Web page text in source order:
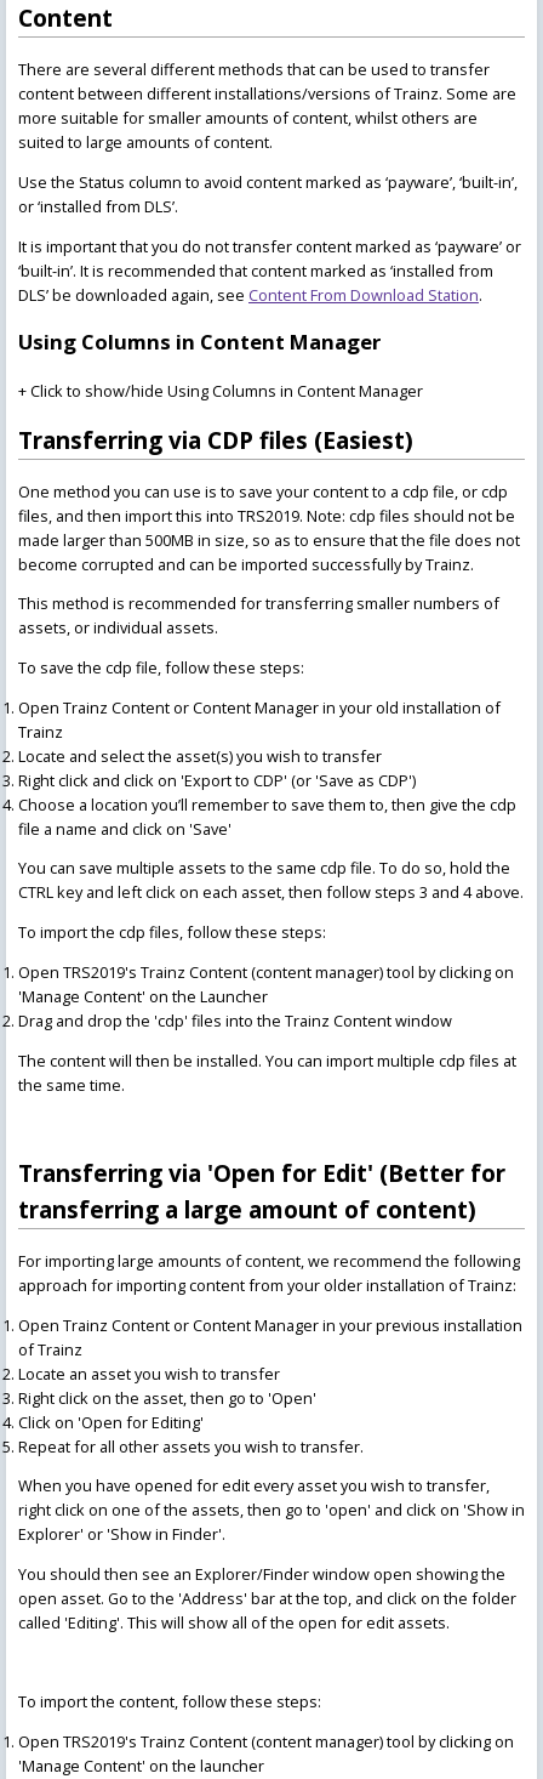
Content
There are several different methods that can be used to transfer
content between different installations/versions of Trainz. Some are
more suitable for smaller amounts of content, whilst others are
suited to large amounts of content.
Use the Status column to avoid content marked as ‘payware’, ‘built-in’,
or ‘installed from DLS’.
It is important that you do not transfer content marked as ‘payware’ or
‘built-in’. It is recommended that content marked as ‘installed from
DLS’ be downloaded again, see Content From Download Station.
Using Columns in Content Manager
+ Click to show/hide Using Columns in Content Manager
Transferring via CDP files (Easiest)
One method you can use is to save your content to a cdp file, or cdp
files, and then import this into TRS2019. Note: cdp files should not be
made larger than 500MB in size, so as to ensure that the file does not
become corrupted and can be imported successfully by Trainz.
This method is recommended for transferring smaller numbers of
assets, or individual assets.
To save the cdp file, follow these steps:
Open Trainz Content or Content Manager in your old installation of
Trainz
Locate and select the asset(s) you wish to transfer
Right click and click on 'Export to CDP' (or 'Save as CDP')
Choose a location you’ll remember to save them to, then give the cdp
file a name and click on 'Save'
You can save multiple assets to the same cdp file. To do so, hold the
CTRL key and left click on each asset, then follow steps 3 and 4 above.
To import the cdp files, follow these steps:
Open TRS2019's Trainz Content (content manager) tool by clicking on
'Manage Content' on the Launcher
Drag and drop the 'cdp' files into the Trainz Content window
The content will then be installed. You can import multiple cdp files at
the same time.
Transferring via 'Open for Edit' (Better for
transferring a large amount of content)
For importing large amounts of content, we recommend the following
approach for importing content from your older installation of Trainz:
Open Trainz Content or Content Manager in your previous installation
of Trainz
Locate an asset you wish to transfer
Right click on the asset, then go to 'Open'
Click on 'Open for Editing'
Repeat for all other assets you wish to transfer.
When you have opened for edit every asset you wish to transfer,
right click on one of the assets, then go to 'open' and click on 'Show in
Explorer' or 'Show in Finder'.
You should then see an Explorer/Finder window open showing the
open asset. Go to the 'Address' bar at the top, and click on the folder
called 'Editing'. This will show all of the open for edit assets.
To import the content, follow these steps:
Open TRS2019's Trainz Content (content manager) tool by clicking on
'Manage Content' on the launcher